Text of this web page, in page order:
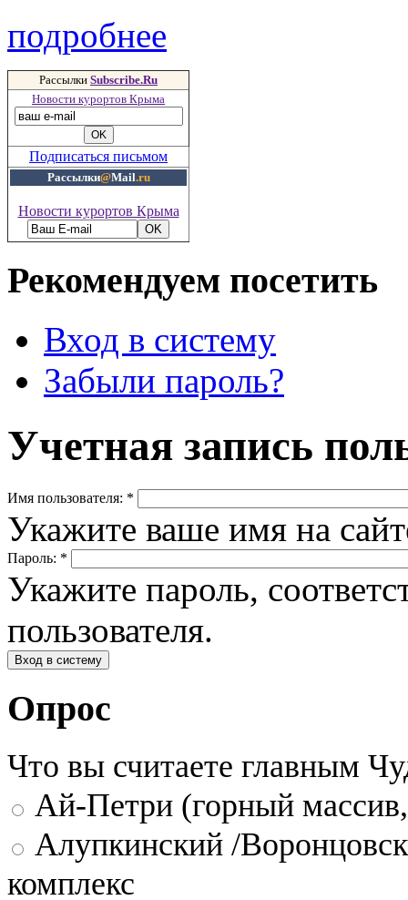
подробнее
Рассылки Subscribe.Ru
Новости курортов Крыма
Подписаться письмом
Рассылки@Mail.ru
Новости курортов Крыма
Рекомендуем посетить
Вход в систему
Забыли пароль?
Учетная запись
Имя пользователя: *
Укажите ваше имя на
Пароль: *
Укажите пароль,
пользователя.
Опрос
Что вы считаете главным
Ай-Петри (горный
Алупкинский /
комплекс